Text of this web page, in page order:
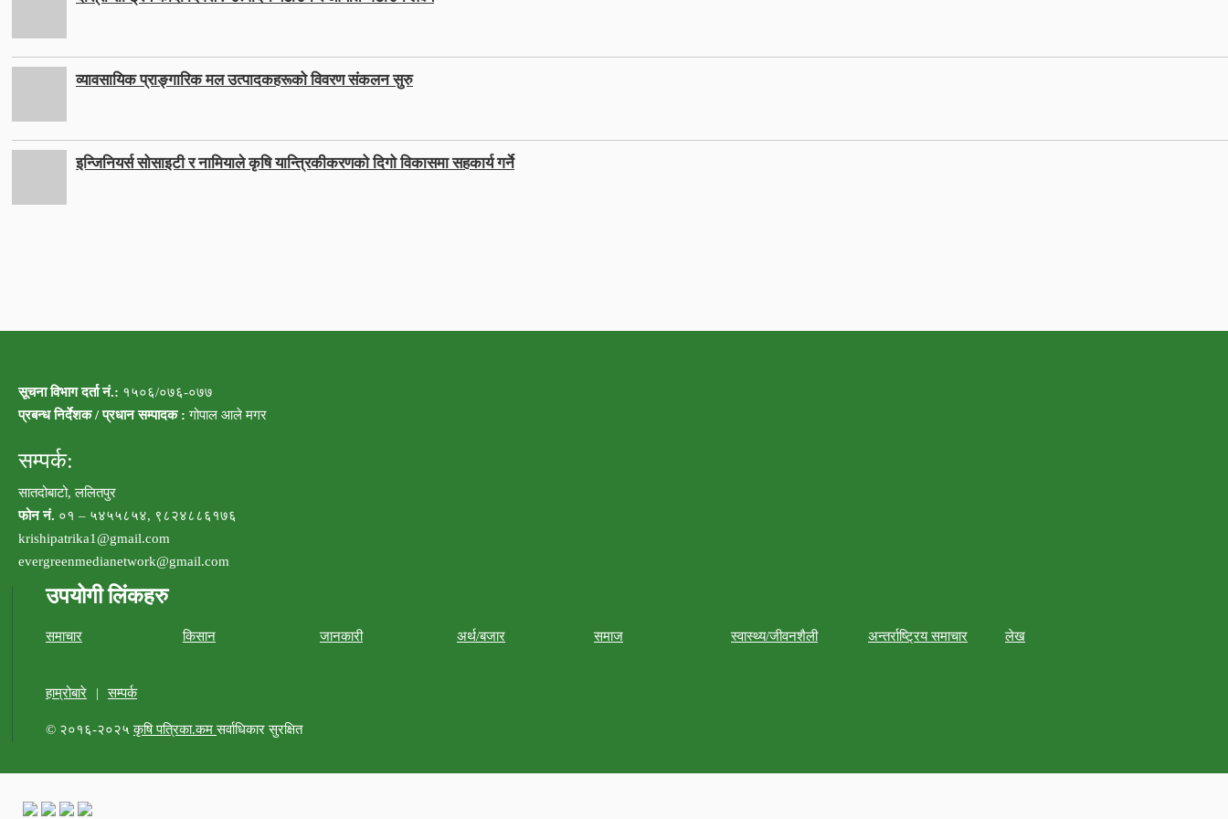
व्यावसायिक प्राङ्गारिक मल उत्पादकहरूको विवरण संकलन सुरु
इन्जिनियर्स सोसाइटी र नामियाले कृषि यान्त्रिकीकरणको दिगो विकासमा सहकार्य गर्ने
सूचना विभाग दर्ता नं.: १५०६/०७६-०७७
प्रबन्ध निर्देशक / प्रधान सम्पादक : गोपाल आले मगर
सम्पर्क:
सातदोबाटो, ललितपुर
फोन नं. ०१ – ५४५५८५४, ९८२४८८६१७६
krishipatrika1@gmail.com
evergreenmedianetwork@gmail.com
उपयोगी लिंकहरु
समाचार किसान जानकारी अर्थ/बजार समाज स्वास्थ्य/जीवनशैली अन्तर्राष्ट्रिय समाचार लेख
हाम्रोबारे | सम्पर्क
© २०१६-२०२५कृषि पत्रिका.कमसर्वाधिकार सुरक्षित